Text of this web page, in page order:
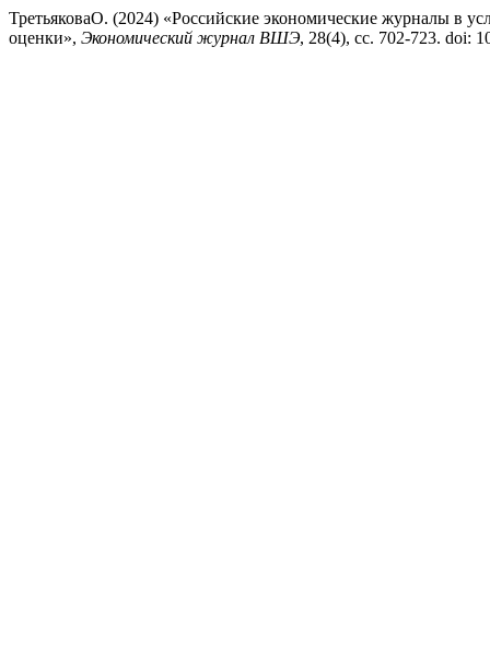
ТретьяковаО. (2024) «Российские экономические журналы в
оценки», Экономический журнал ВШЭ, 28(4), сс. 702-723. doi: